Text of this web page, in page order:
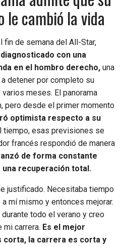
le cambió la vida
fin de semana del All-Star,
con una
en el hombro derecho, una
detener por completo su
meses. El panorama
pero desde el primer momento
optimista respecto a su
tiempo, esas previsiones se
francés respondió de manera
de forma constante
una recuperación total.
justificado. Necesitaba tiempo
mí mismo y entonces mejorar.
todo el verano y creo
mi carrera. Es el mejor
corta, la carrera es corta y